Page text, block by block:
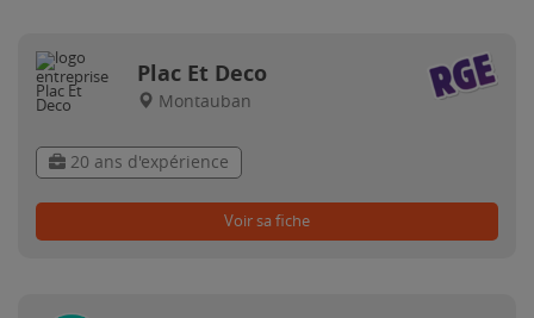
Plac Et Deco
Montauban
20 ans d'expérience
Voir sa fiche